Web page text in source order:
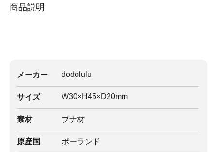
商品説明
メーカー dodolulu
サイズ W30×H45×D20mm
素材 ブナ材
原産国 ポーランド